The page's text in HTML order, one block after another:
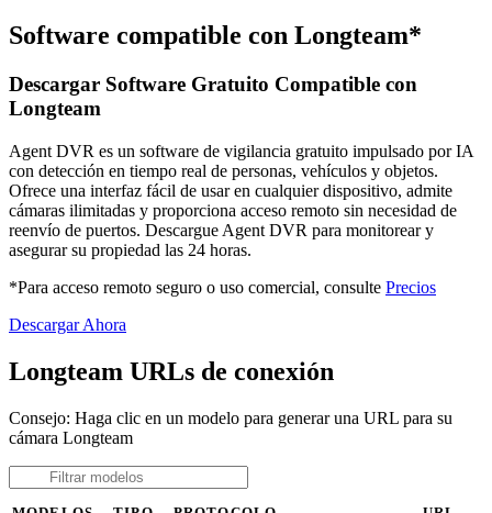
Software compatible con Longteam*
Descargar Software Gratuito Compatible con
Longteam
Agent DVR es un software de vigilancia gratuito impulsado por IA
con detección en tiempo real de personas, vehículos y objetos.
Ofrece una interfaz fácil de usar en cualquier dispositivo, admite
cámaras ilimitadas y proporciona acceso remoto sin necesidad de
reenvío de puertos. Descargue Agent DVR para monitorear y
asegurar su propiedad las 24 horas.
*Para acceso remoto seguro o uso comercial, consulte Precios
Descargar Ahora
Longteam URLs de conexión
Consejo: Haga clic en un modelo para generar una URL para su
cámara Longteam